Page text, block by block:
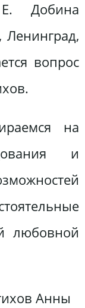
Е. Добина
вопрос
на
и
любовной
Анны